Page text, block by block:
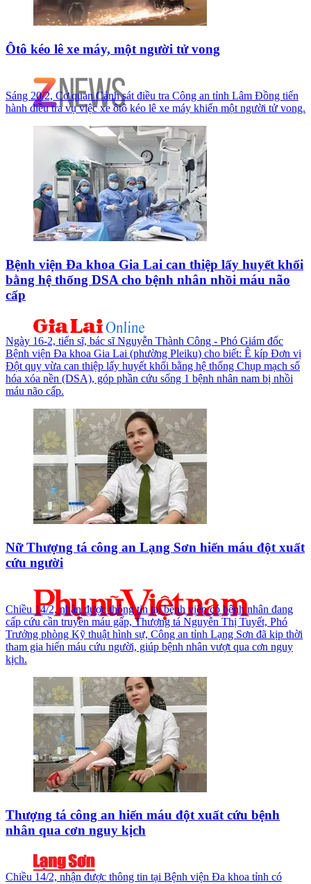
Ôtô kéo lê xe máy, một người tử vong
Sáng 20/2, Cơ quan Cảnh sát điều tra Công an tỉnh Lâm Đồng tiến
hành điều tra vụ việc xe ôtô kéo lê xe máy khiến một người tử vong.
Bệnh viện Đa khoa Gia Lai can thiệp lấy huyết khối
bằng hệ thống DSA cho bệnh nhân nhồi máu não
cấp
Ngày 16-2, tiến sĩ, bác sĩ Nguyễn Thành Công - Phó Giám đốc
Bệnh viện Đa khoa Gia Lai (phường Pleiku) cho biết: Ê kíp Đơn vị
Đột quỵ vừa can thiệp lấy huyết khối bằng hệ thống Chụp mạch số
hóa xóa nền (DSA), góp phần cứu sống 1 bệnh nhân nam bị nhồi
máu não cấp.
Nữ Thượng tá công an Lạng Sơn hiến máu đột xuất
cứu người
Chiều 14/2, nhận được thông tin tại bệnh viện có bệnh nhân đang
cấp cứu cần truyền máu gấp, Thượng tá Nguyễn Thị Tuyết, Phó
Trưởng phòng Kỹ thuật hình sự, Công an tỉnh Lạng Sơn đã kịp thời
tham gia hiến máu cứu người, giúp bệnh nhân vượt qua cơn nguy
kịch.
Thượng tá công an hiến máu đột xuất cứu bệnh
nhân qua cơn nguy kịch
Chiều 14/2, nhận được thông tin tại Bệnh viện Đa khoa tỉnh có